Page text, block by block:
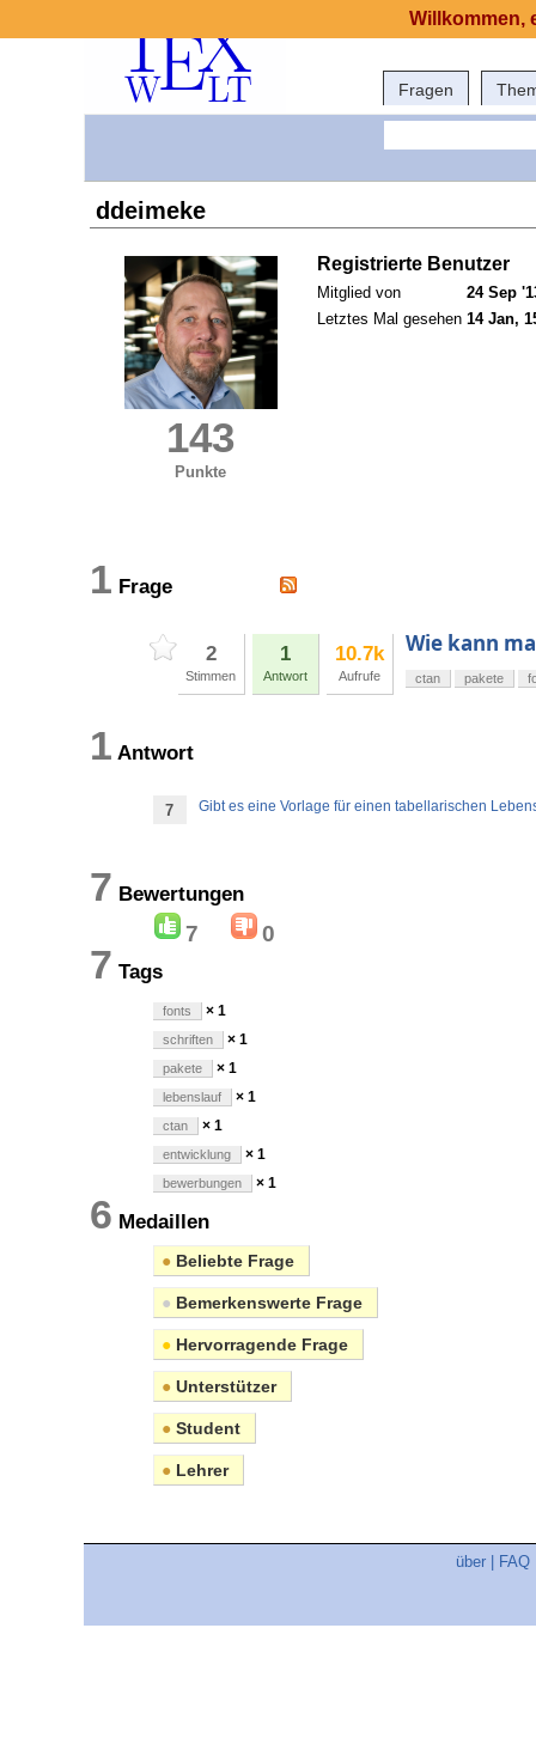
Fragen
ddeimeke
143
Punkte
Registrierte Benutzer
Mitglied von
24 Sep
Letztes Mal gesehen 14 Jan,
1 Frage
2
Stimmen
1
Antwort
10.7k
Aufrufe
Wie kann
ctan pakete
1 Antwort
7 Gibt es eine Vorlage für einen tabellarischen
7 Bewertungen
7 0
7 Tags
fonts × 1
schriften × 1
pakete × 1
lebenslauf × 1
ctan × 1
entwicklung × 1
bewerbungen × 1
6 Medaillen
● Beliebte Frage
● Bemerkenswerte Frage
● Hervorragende Frage
● Unterstützer
● Student
● Lehrer
über FAQ
Willkommen,